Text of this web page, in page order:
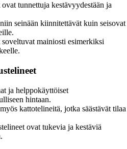
tunnettuja kestävyydestään ja
seinään kiinnitettävät kuin seisovat
mainiosti esimerkiksi
ja helppokäyttöiset
hintaan.
kattotelineitä, jotka säästävät tilaa
ovat tukevia ja kestäviä